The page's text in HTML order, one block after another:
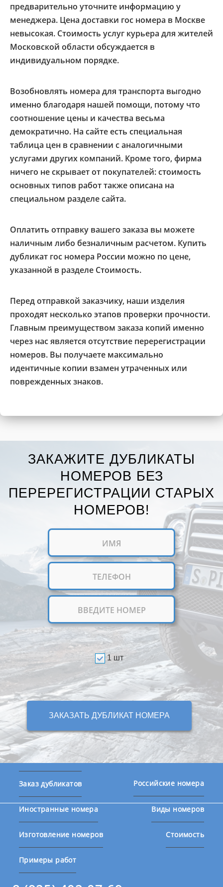
предварительно уточните информацию у
менеджера. Цена доставки гос номера в Москве
невысокая. Стоимость услуг курьера для жителей
Московской области обсуждается в
индивидуальном порядке.
Возобновлять номера для транспорта выгодно
именно благодаря нашей помощи, потому что
соотношение цены и качества весьма
демократично. На сайте есть специальная
таблица цен в сравнении с аналогичными
услугами других компаний. Кроме того, фирма
ничего не скрывает от покупателей: стоимость
основных типов работ также описана на
специальном разделе сайта.
Оплатить отправку вашего заказа вы можете
наличным либо безналичным расчетом. Купить
дубликат гос номера России можно по цене,
указанной в разделе Стоимость.
Перед отправкой заказчику, наши изделия
проходят несколько этапов проверки прочности.
Главным преимуществом заказа копий именно
через нас является отсутствие перерегистрации
номеров. Вы получаете максимально
идентичные копии взамен утраченных или
поврежденных знаков.
ЗАКАЖИТЕ ДУБЛИКАТЫ
НОМЕРОВ БЕЗ
ПЕРЕРЕГИСТРАЦИИ СТАРЫХ
НОМЕРОВ!
1 шт
ЗАКАЗАТЬ ДУБЛИКАТ НОМЕРА
Заказ дубликатов Российские номера
Иностранные номера Виды номеров
Изготовление номеров Стоимость
Примеры работ